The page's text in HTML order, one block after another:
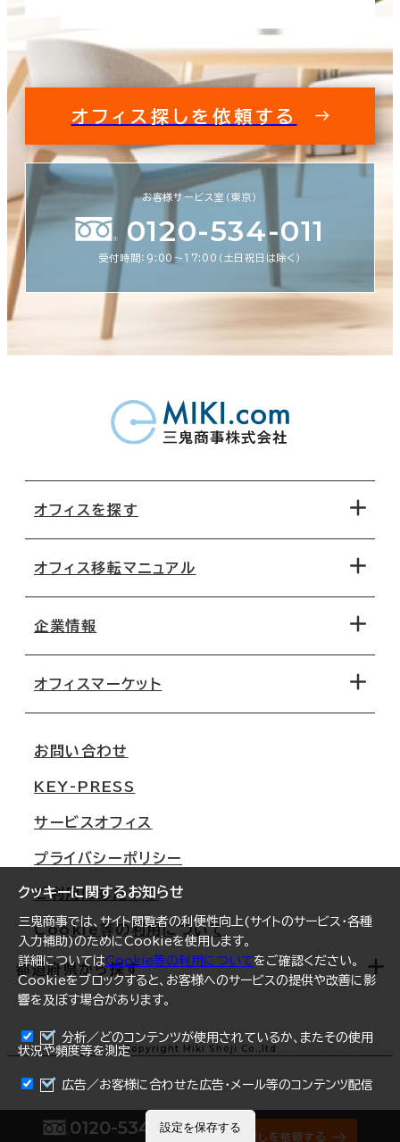
まとめて資料請求
0120-534-011 オフィス探しを依頼する
クッキーに関するお知らせ
三鬼商事では、サイト閲覧者の利便性向上(サイトのサービス・各種
入力補助)のためにCookieを使用します。
詳細についてはCookie等の利用についてをご確認ください。
Cookieをブロックすると、お客様へのサービスの提供や改善に影
響を及ぼす場合があります。
分析／どのコンテンツが使用されているか、またその使用
状況や頻度等を測定
広告／お客様に合わせた広告・メール等のコンテンツ配信
設定を保存する
オフィス探しを依頼する
お客様サービス室（東京）
0120-534-011
受付時間：9:00〜17:00（土日祝日は除く）
オフィスを探す
地図から探す
路線・駅から探す
オフィス移転マニュアル
移転コストシミュレーション
移転スケジュール
オフィス移転Q&A
企業情報
オフィスマーケット
大阪
名古屋
札幌
仙台
横浜
福岡
オフィスリポート
ログイン
お問い合わせ
KEY-PRESS
サービスオフィス
プライバシーポリシー
ご利用にあたって
Cookie等の利用について
都道府県から探す
北海道
青森県
Copyright Miki Shoji Co.,ltd